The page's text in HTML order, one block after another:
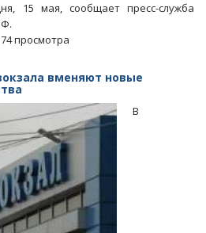
15 мая, сообщает пресс-служба
74 просмотра
вменяют новые
В